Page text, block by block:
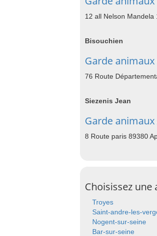
12 all Nelson
Bisouchien
Garde animaux
76 Route
Siezenis Jean
Garde
8 Route paris 89380
Choisissez
Troyes
Saint-andre-les-
Nogent-sur-seine
Bar-sur-seine